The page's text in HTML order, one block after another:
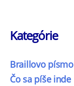
Kategórie
Braillovo písmo
Čo sa píše inde